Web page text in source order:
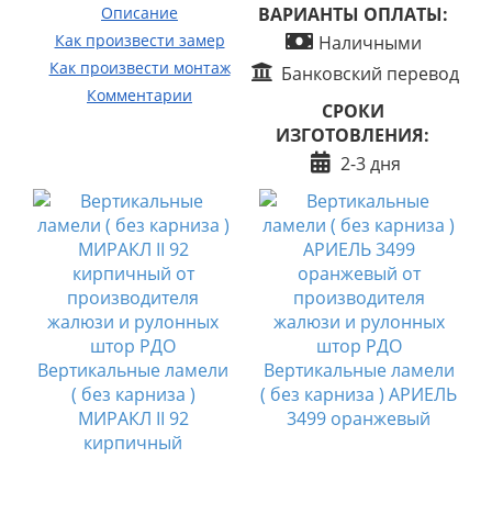
Описание
Как произвести замер
Как произвести монтаж
Комментарии
ВАРИАНТЫ ОПЛАТЫ:
Наличными
Банковский перевод
СРОКИ
ИЗГОТОВЛЕНИЯ:
2-3 дня
Вертикальные ламели
( без карниза )
МИРАКЛ II 92
кирпичный
Вертикальные ламели
( без карниза ) АРИЕЛЬ
3499 оранжевый